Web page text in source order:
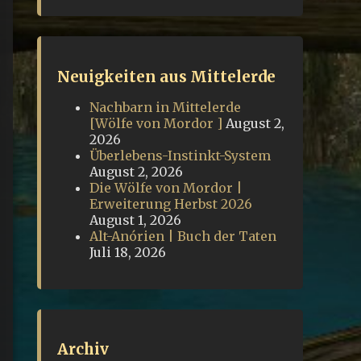
Neuigkeiten aus Mittelerde
Nachbarn in Mittelerde
[Wölfe von Mordor ] August 2,
2026
Überlebens-Instinkt-System
August 2, 2026
Die Wölfe von Mordor |
Erweiterung Herbst 2026
August 1, 2026
Alt-Anórien | Buch der Taten
Juli 18, 2026
Archiv